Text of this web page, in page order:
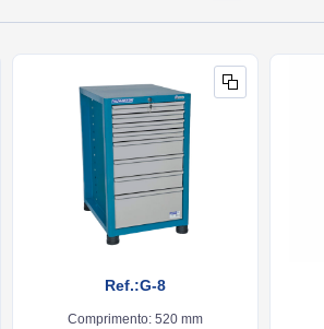
Ref.:G-8
Comprimento: 520 mm